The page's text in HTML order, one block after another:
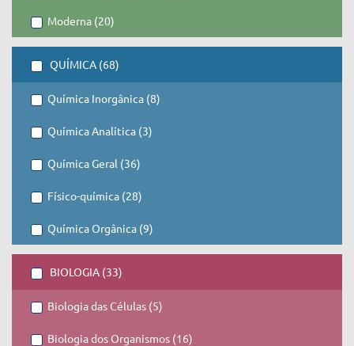
Moderna (20)
QUÍMICA (68)
Química Inorgânica (8)
Química Analítica (3)
Química Geral (36)
Físico-química (28)
Química Orgânica (9)
BIOLOGIA (33)
Biologia das Células (5)
Biologia dos Organismos (16)